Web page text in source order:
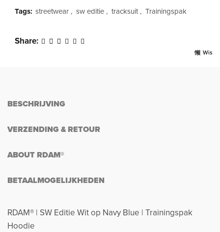
Wis
Wis
Tags: streetwear , sw editie , tracksuit , Trainingspak
Share
BESCHRIJVING
VERZENDING & RETOUR
ABOUT RDAM®
BETAALMOGELIJKHEDEN
RDAM® | SW Editie Wit op Navy Blue | Trainingspak
Hoodie